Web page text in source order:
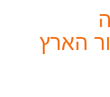
הארץ